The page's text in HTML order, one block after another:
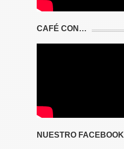
CAFÉ CON…
NUESTRO FACEBOOK